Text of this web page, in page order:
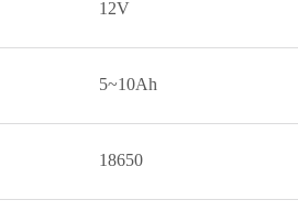
12V
5~10Ah
18650